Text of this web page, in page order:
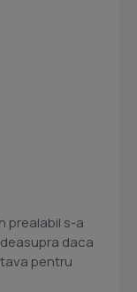
prealabil s-a
daca
pentru